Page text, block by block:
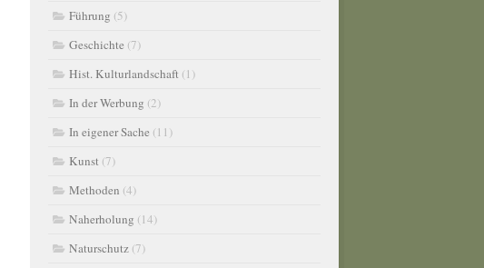
Führung (5)
Geschichte (7)
Hist. Kulturlandschaft (1)
In der Werbung (2)
In eigener Sache (11)
Kunst (7)
Methoden (4)
Naherholung (14)
Naturschutz (7)